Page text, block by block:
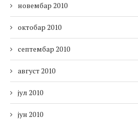
новембар 2010
октобар 2010
септембар 2010
август 2010
јул 2010
јун 2010